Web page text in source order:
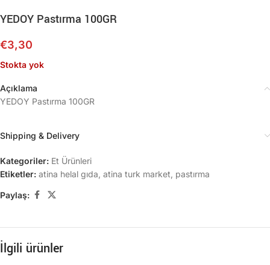
YEDOY Pastırma 100GR
€3,30
Stokta yok
Açıklama
YEDOY Pastırma 100GR
Shipping & Delivery
Kategoriler: Et Ürünleri
Etiketler: atina helal gıda atina turk market pastırma
Paylaş:
İlgili ürünler